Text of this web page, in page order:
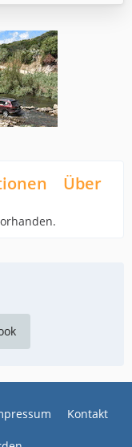
Über
Kontakt